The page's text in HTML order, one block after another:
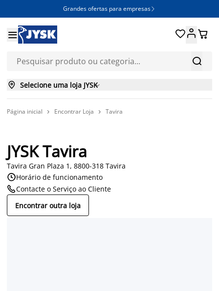
Grandes ofertas para empresas 


 
 Selecione uma loja JYSK
Página inicial  Encontrar Loja  Tavira
JYSK Tavira
Tavira Gran Plaza 1, 8800-318 Tavira
Horário de funcionamento
Contacte o Serviço ao Cliente
Encontrar outra loja